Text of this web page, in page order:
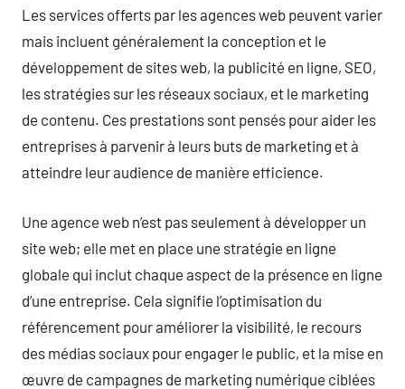
Les services offerts par les agences web peuvent varier
mais incluent généralement la conception et le
développement de sites web, la publicité en ligne, SEO,
les stratégies sur les réseaux sociaux, et le marketing
de contenu. Ces prestations sont pensés pour aider les
entreprises à parvenir à leurs buts de marketing et à
atteindre leur audience de manière efficience.
Une agence web n’est pas seulement à développer un
site web; elle met en place une stratégie en ligne
globale qui inclut chaque aspect de la présence en ligne
d’une entreprise. Cela signifie l’optimisation du
référencement pour améliorer la visibilité, le recours
des médias sociaux pour engager le public, et la mise en
œuvre de campagnes de marketing numérique ciblées